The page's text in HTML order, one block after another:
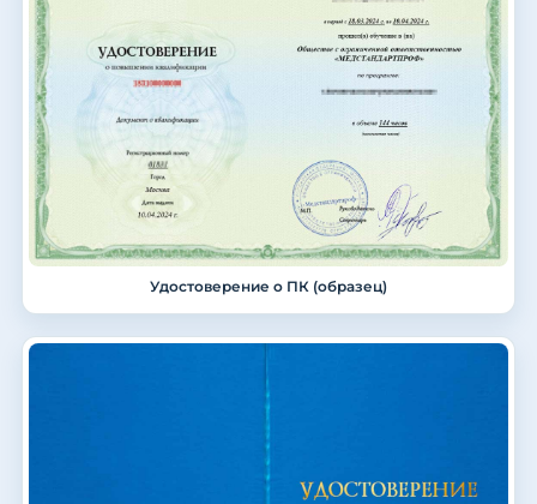
Удостоверение о ПК (образец)